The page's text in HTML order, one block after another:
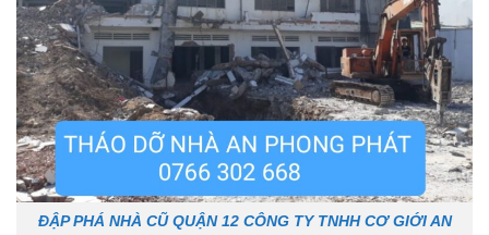
ĐẬP PHÁ NHÀ CŨ QUẬN 12 CÔNG TY TNHH CƠ GIỚI AN